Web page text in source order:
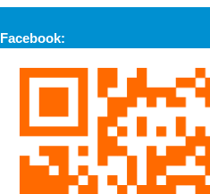
Facebook: